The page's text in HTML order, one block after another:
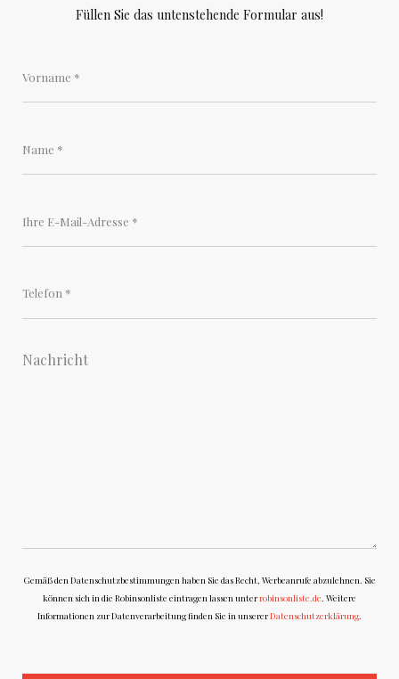
Füllen Sie das untenstehende Formular aus!
Gemäß den Datenschutzbestimmungen haben Sie das Recht, Werbeanrufe abzulehnen. Sie
können sich in die Robinsonliste eintragen lassen unterrobinsonliste.de . Weitere
Informationen zur Datenverarbeitung finden Sie in unsererDatenschutzerklärung.